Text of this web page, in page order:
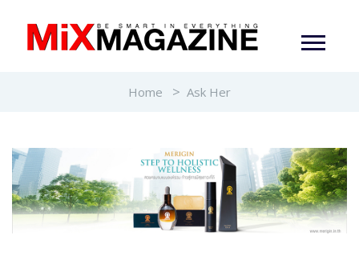
Home Ask Her